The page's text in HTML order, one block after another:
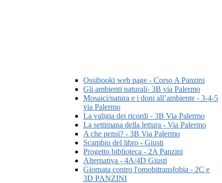
Ossibooki web page - Corso A Panzini
Gli ambienti naturali- 3B via Palermo
Mosaici/natura e i doni all’ambiente - 3-4-5
via Palermo
La valigia dei ricordi - 3B Via Palermo
La settimana della lettura - Via Palermo
A che pensi? - 3B Via Palermo
Scambio del libro - Giusti
Progetto biblioteca - 2A Panzini
Alternativa - 4A/4D Giusti
Giornata contro l'omobitransfobia - 2C e
3D PANZINI